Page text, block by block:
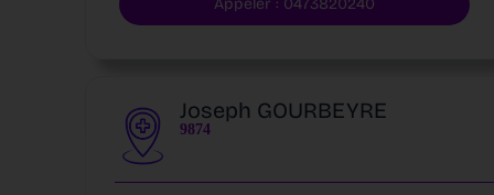
Appeler : 0473820240
Joseph GOURBEYRE
9874